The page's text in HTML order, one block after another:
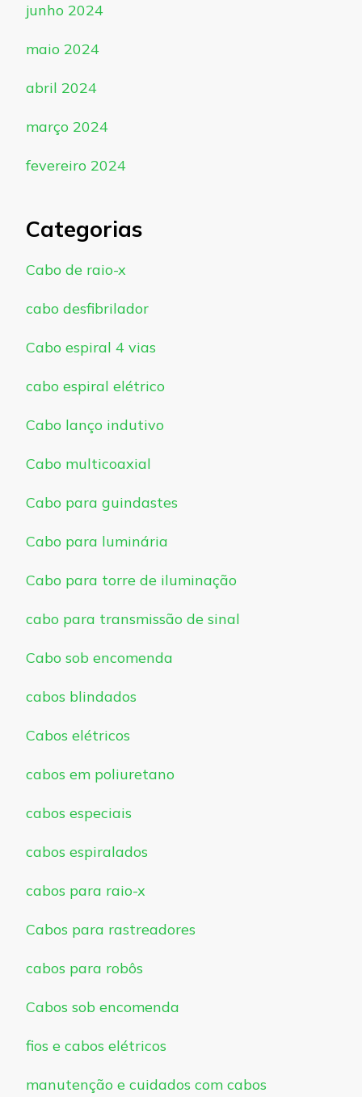
junho 2024
maio 2024
abril 2024
março 2024
fevereiro 2024
Categorias
Cabo de raio-x
cabo desfibrilador
Cabo espiral 4 vias
cabo espiral elétrico
Cabo lanço indutivo
Cabo multicoaxial
Cabo para guindastes
Cabo para luminária
Cabo para torre de iluminação
cabo para transmissão de sinal
Cabo sob encomenda
cabos blindados
Cabos elétricos
cabos em poliuretano
cabos especiais
cabos espiralados
cabos para raio-x
Cabos para rastreadores
cabos para robôs
Cabos sob encomenda
fios e cabos elétricos
manutenção e cuidados com cabos